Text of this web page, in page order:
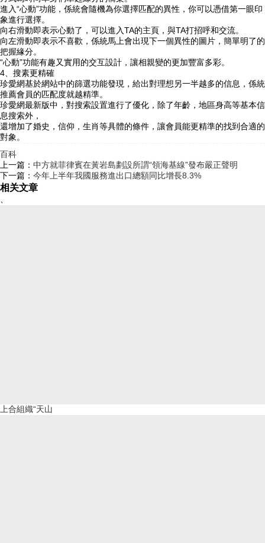
進入“心動”功能，係統會隨機為你選擇匹配的異性，你可以憑借第一眼印
象進行選擇。
向右滑動即表示心動了，可以進入TA的主頁，與TA打招呼和交流。
向左滑動即表示不喜歡，係統馬上會出現下一個異性的圖片，簡單明了的
把握緣分。
“心動”功能有趣又實用的交互設計，讓相親變的更加豐富多彩。
4、搜素更精確
珍愛網基於網站中的篩選功能發現，給出對理想另一半越多的信息，係統
推薦會員的匹配度就越精準。
珍愛網最新版中，對搜索設置進行了優化，除了年齡，地區身高等基本信
息搜索外，
還增加了婚史，信仰，生肖等具體的條件，讓會員能更精準的找到合適的
對象。
百科
上一篇： 中方就菲律賓在黃岩島劃設所謂“領海基線”發布嚴正聲明
下一篇： 今年上半年我國服務進出口總額同比增長8.3%
相关文章
、
上合組織“天山